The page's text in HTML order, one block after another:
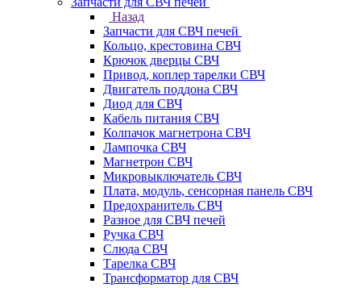
Назад
Запчасти для СВЧ печей
Кольцо, крестовина СВЧ
Крючок дверцы СВЧ
Привод, коплер тарелки СВЧ
Двигатель поддона СВЧ
Диод для СВЧ
Кабель питания СВЧ
Колпачок магнетрона СВЧ
Лампочка СВЧ
Магнетрон СВЧ
Микровыключатель СВЧ
Плата, модуль, сенсорная панель СВЧ
Предохранитель СВЧ
Разное для СВЧ печей
Ручка СВЧ
Слюда СВЧ
Тарелка СВЧ
Трансформатор для СВЧ